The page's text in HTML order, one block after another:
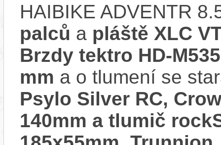
HAIBIKE ADVENTR
palců a pláště XLC
Brzdy tektro HD-
mm a o tlumení se
Psylo Silver RC,
140mm a tlumič